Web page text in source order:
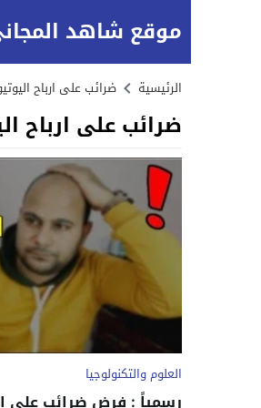
موقع شاهد
الرئيسية ضرائب على ارباح
ضرائب على ارباح
العلوم والتكنولوجيا